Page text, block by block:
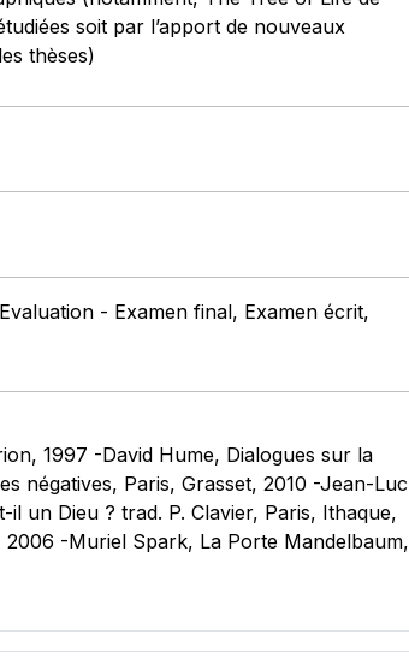
soit par l’apport de nouveaux
thèses)
- Examen final, Examen écrit,
1997 -David Hume, Dialogues sur la
négatives, Paris, Grasset, 2010 -Jean-Luc
un Dieu ? trad. P. Clavier, Paris, Ithaque,
-Muriel Spark, La Porte Mandelbaum,